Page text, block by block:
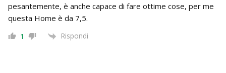
pesantemente, è anche capace di fare ottime cose, per me
questa Home è da 7,5.
1 Rispondi